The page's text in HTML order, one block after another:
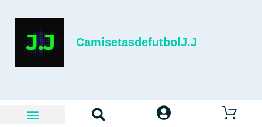
CamisetasdefutbolJ.J